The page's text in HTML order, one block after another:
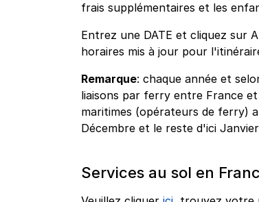
frais supplémentaires et les
Entrez une DATE et cliquez sur
horaires mis à jour pour
Remarque: chaque année et
liaisons par ferry entre France
maritimes (opérateurs de ferry)
Décembre et le reste d'ici
Services au sol en